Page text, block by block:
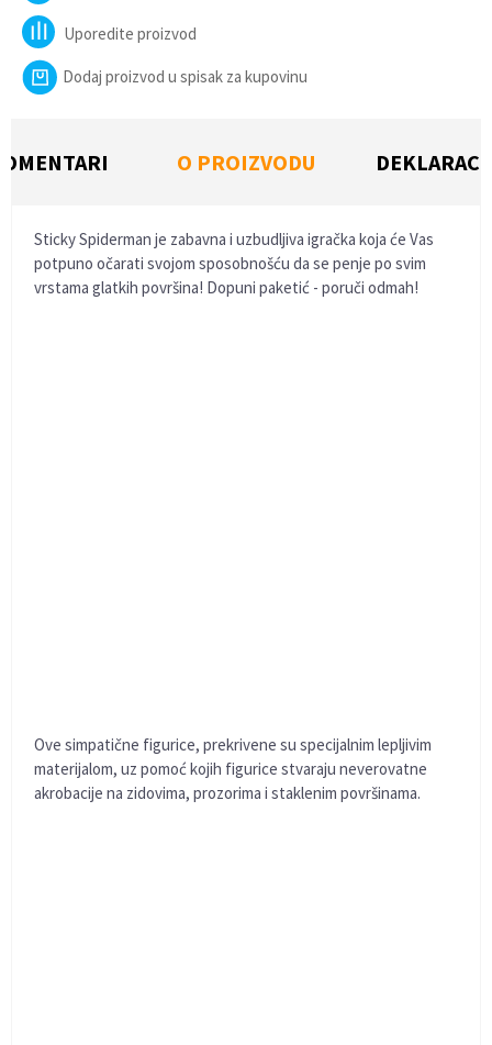
Uporedite proizvod
Dodaj proizvod u spisak za kupovinu
O PROIZVODU
Sticky Spiderman je zabavna i uzbudljiva igračka koja će Vas
potpuno očarati svojom sposobnošću da se penje po svim
vrstama glatkih površina! Dopuni paketić - poruči odmah!
Ove simpatične figurice, prekrivene su specijalnim lepljivim
materijalom, uz pomoć kojih figurice stvaraju neverovatne
akrobacije na zidovima, prozorima i staklenim površinama.